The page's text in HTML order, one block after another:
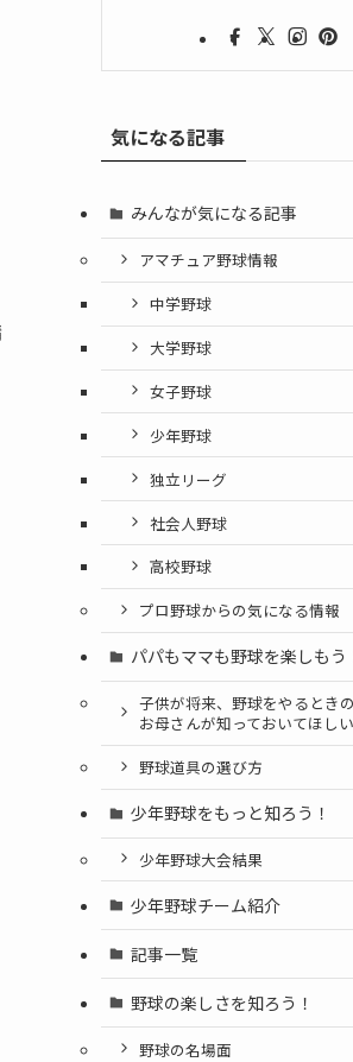
気になる記事
みんなが気になる記事
アマチュア野球情報
中学野球
大学野球
女子野球
少年野球
独立リーグ
社会人野球
高校野球
プロ野球からの気になる情報
パパもママも野球を楽しもう
子供が将来、野球をやるとき
お母さんが知っておいてほし
野球道具の選び方
少年野球をもっと知ろう！
少年野球大会結果
少年野球チーム紹介
記事一覧
野球の楽しさを知ろう！
野球の名場面